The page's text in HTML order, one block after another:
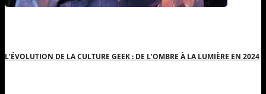
L’ÉVOLUTION DE LA CULTURE GEEK : DE L’OMBRE À LA LUMIÈRE EN 2024